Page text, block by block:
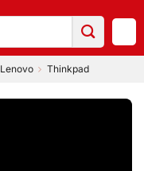
Lenovo Thinkpad